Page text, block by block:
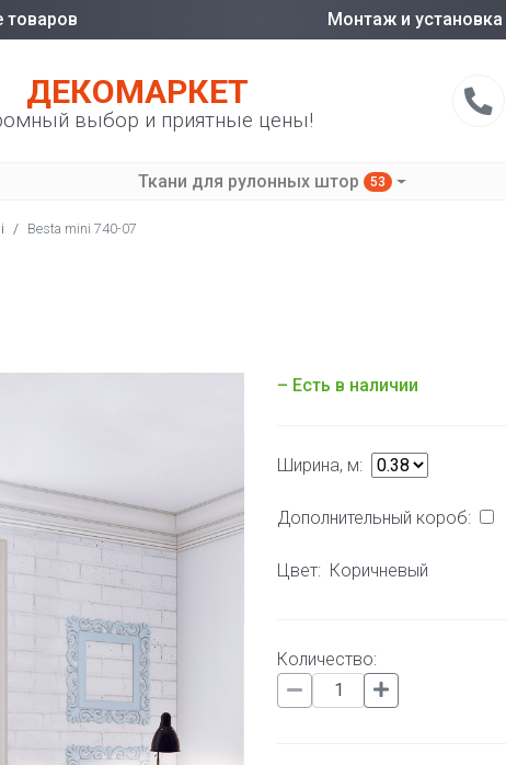
товаров Монтаж и
ДЕКОМАРКЕТ
выбор и приятные цены!
Ткани для рулонных штор 53
/ Besta mini 740-07
– Есть в наличии
Ширина, м:
Дополнительный короб:
Цвет: Коричневый
Количество: